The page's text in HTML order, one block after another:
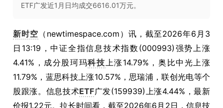
ETF广发近1月日均成交6616.01万元。
新时空 （newtimespace.com）讯，截至2026年6月3
日13:19，中证全指信息技术指数(000993)强势上涨
4.41%，成分股珂玛科技上涨14.79%，奥比中光上涨
11.79%，蓝思科技上涨10.57%，思瑞浦，联创光电等个
股跟涨。信息技术ETF广发(159939)上涨4.44%，最新
价报1.22元。拉长时间看，截至2026年6月2日，信息技